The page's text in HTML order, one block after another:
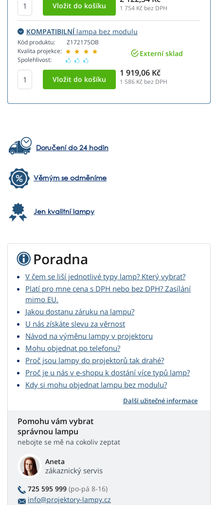
1 754 Kč bez DPH
KOMPATIBILNÍlampa bez modulu
Kód produktu:
Kvalita projekce:
Spolehlivost:
Z172175OB
Externí sklad
1 919,06 Kč
1 586 Kč bez DPH
Doručení do 24 hodin
Věrným se odměníme
Jen kvalitní lampy
Poradna
V čem se liší jednotlivé typy lamp? Který vybrat?
Platí pro mne cena s DPH nebo bez DPH? Zasílání
mimo EU.
Jakou dostanu záruku na lampu?
U nás získáte slevu za věrnost
Návod na výměnu lampy v projektoru
Mohu objednat po telefonu?
Proč jsou lampy do projektorů tak drahé?
Proč je u nás v e-shopu k dostání více typů lamp?
Kdy si mohu objednat lampu bez modulu?
Další užitečné informace
Pomohu vám vybrat
správnou lampu
nebojte se mě na cokoliv zeptat
Aneta
zákaznický servis
725 595 999 (po-pá 8-16)
info@projektory-lampy.cz